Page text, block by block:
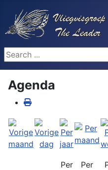
Search ...
Agenda
Per
Per